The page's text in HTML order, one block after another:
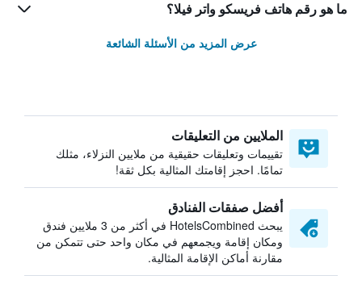
ما هو رقم هاتف فريسكو واتر فيلا؟
عرض المزيد من الأسئلة الشائعة
الملايين من التعليقات
تقييمات وتعليقات حقيقية من ملايين النزلاء، مثلك
تمامًا. احجز إقامتك المثالية بكل ثقة!
أفضل صفقات الفنادق
يبحث HotelsCombined في أكثر من 3 ملايين فندق
ومكان إقامة ويجمعهم في مكان واحد حتى تتمكن من
مقارنة أماكن الإقامة المثالية.